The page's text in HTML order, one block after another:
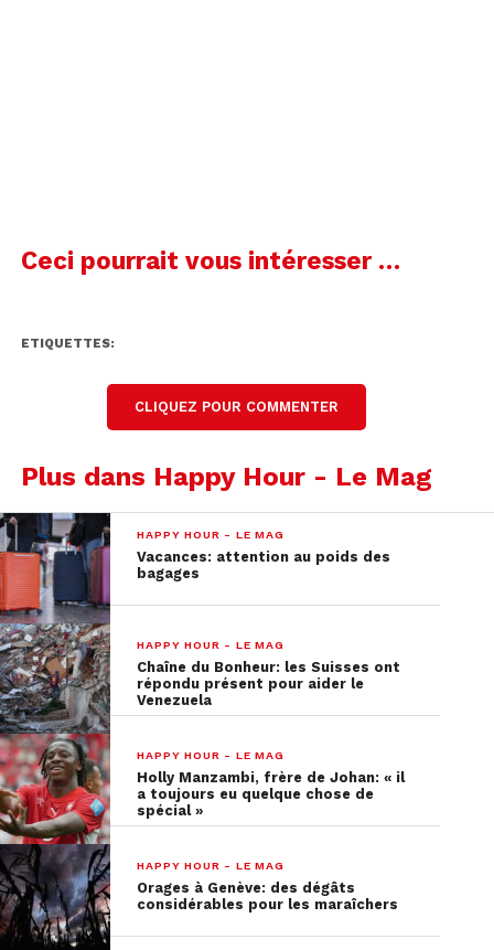
Ceci pourrait vous intéresser …
ETIQUETTES:
CLIQUEZ POUR COMMENTER
Plus dans Happy Hour - Le Mag
HAPPY HOUR - LE MAG
Vacances: attention au poids des
bagages
HAPPY HOUR - LE MAG
Chaîne du Bonheur: les Suisses ont
répondu présent pour aider le
Venezuela
HAPPY HOUR - LE MAG
Holly Manzambi, frère de Johan: « il
a toujours eu quelque chose de
spécial »
HAPPY HOUR - LE MAG
Orages à Genève: des dégâts
considérables pour les maraîchers